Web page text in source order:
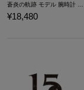
¥18,480